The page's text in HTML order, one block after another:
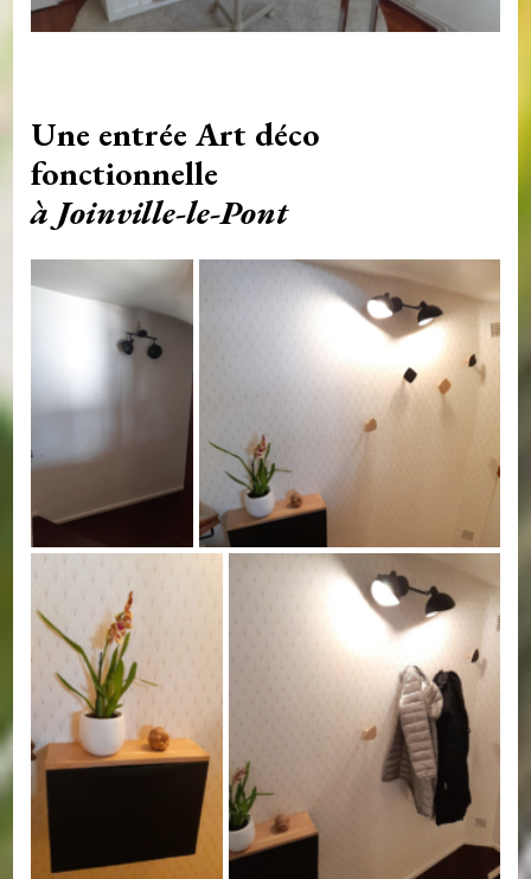
Une entrée Art déco
fonctionnelle
à Joinville-le-Pont